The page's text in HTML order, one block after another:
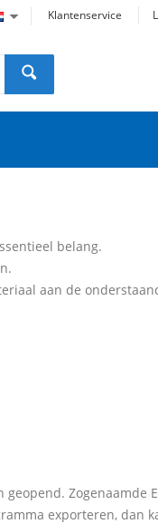
Klantenservice
belang.
aan de
Zogenaamde
exporteren, dan